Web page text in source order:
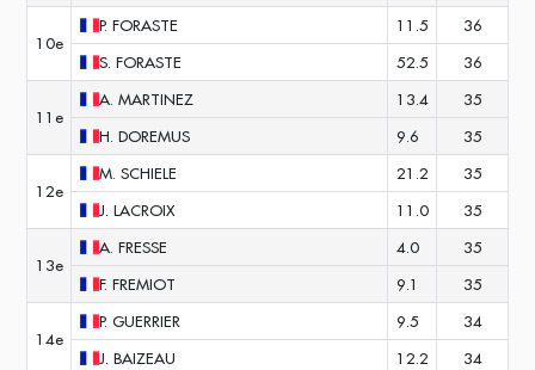
10e
P. FORASTE 11.5
36
S. FORASTE 52.5 36
11e
A. MARTINEZ 13.4
35
H. DOREMUS 9.6 35
12e
M. SCHIELE 21.2
35
J. LACROIX 11.0 35
13e
A. FRESSE 4.0
35
F. FREMIOT 9.1 35
14e
P. GUERRIER 9.5
34
J. BAIZEAU 12.2 34